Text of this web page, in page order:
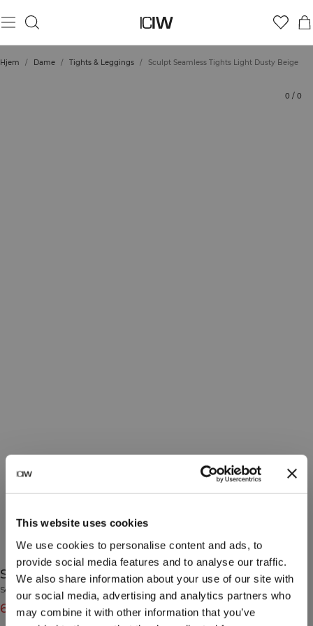
This website uses cookies
We use cookies to personalise content and ads, to
provide social media features and to analyse our traffic.
We also share information about your use of our site with
our social media, advertising and analytics partners who
may combine it with other information that you’ve
Hjem / Dame / Tights & Leggings / Sculpt Seamless Tights Light Dusty Beige
0 / 0
Sculpt Seamless Tights Light Dusty Beige
Sculpt Collection
639 NOK799 NOK(-20%)